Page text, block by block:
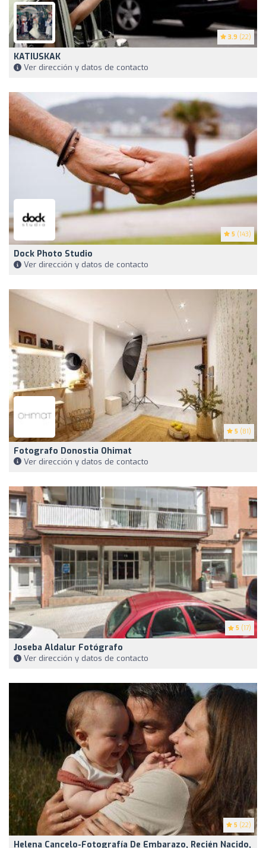
3.9 (22)
KATIUSKAK
Ver dirección y datos de contacto
5 (143)
Dock Photo Studio
Ver dirección y datos de contacto
5 (81)
Fotografo Donostia Ohimat
Ver dirección y datos de contacto
5 (17)
Joseba Aldalur Fotógrafo
Ver dirección y datos de contacto
5 (22)
Helena Cancelo-Fotografía De Embarazo, Recién Nacido,